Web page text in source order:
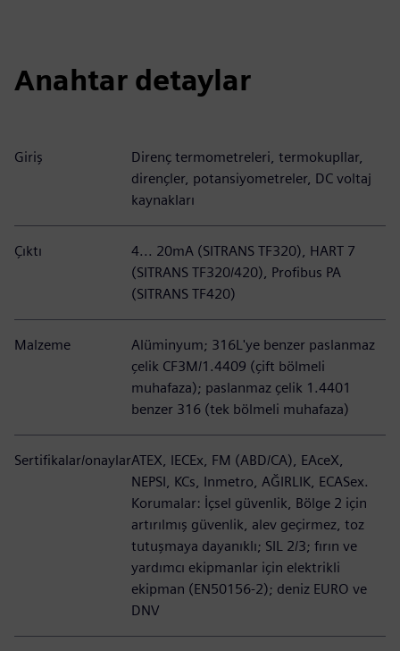
Anahtar detaylar
Giriş
Direnç termometreleri, termokupllar,
dirençler, potansiyometreler, DC voltaj
kaynakları
Çıktı
4... 20mA (SITRANS TF320), HART 7
(SITRANS TF320/420), Profibus PA
(SITRANS TF420)
Malzeme
Alüminyum; 316L'ye benzer paslanmaz
çelik CF3M/1.4409 (çift bölmeli
muhafaza); paslanmaz çelik 1.4401
benzer 316 (tek bölmeli muhafaza)
Sertifikalar/onaylarATEX, IECEx, FM (ABD/CA), EAceX,
NEPSI, KCs, Inmetro, AĞIRLIK, ECASex.
Korumalar: İçsel güvenlik, Bölge 2 için
artırılmış güvenlik, alev geçirmez, toz
tutuşmaya dayanıklı; SIL 2/3; fırın ve
yardımcı ekipmanlar için elektrikli
ekipman (EN50156-2); deniz EURO ve
DNV